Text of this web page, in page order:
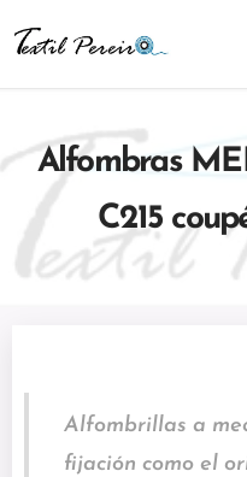
Alfombras
C215
Alfombrillas a
fijación como el